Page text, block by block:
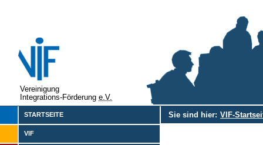
Vereinigung
Integrations-Förderung e.V.
STARTSEITE
VIF
Sie sind hier: VIF-